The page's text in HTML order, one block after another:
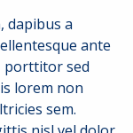
dapibus a
ante
porttitor sed
lorem non
sem.